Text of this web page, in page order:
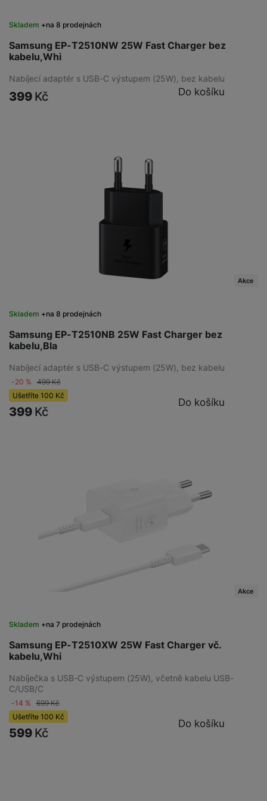
Samsung EP-T2510NW 25W Fast Charger bez
kabelu,Whi
Skladem na 8 prodejnách
Nabíjecí adaptér s USB-C výstupem (25W), bez kabelu
399 Kč Do košíku
Samsung EP-T2510NB 25W Fast Charger bez
kabelu,Bla
Skladem na 8 prodejnách
Akce
Nabíjecí adaptér s USB-C výstupem (25W), bez kabelu
-20 % 499Kč
Ušetříte 100 Kč
399 Kč
Do košíku
Samsung EP-T2510XW 25W Fast Charger vč.
kabelu,Whi
Skladem na 7 prodejnách
Akce
Nabíječka s USB-C výstupem (25W), včetně kabelu USB-
C/USB/C
-14 % 699Kč
Ušetříte 100 Kč
599 Kč
Do košíku